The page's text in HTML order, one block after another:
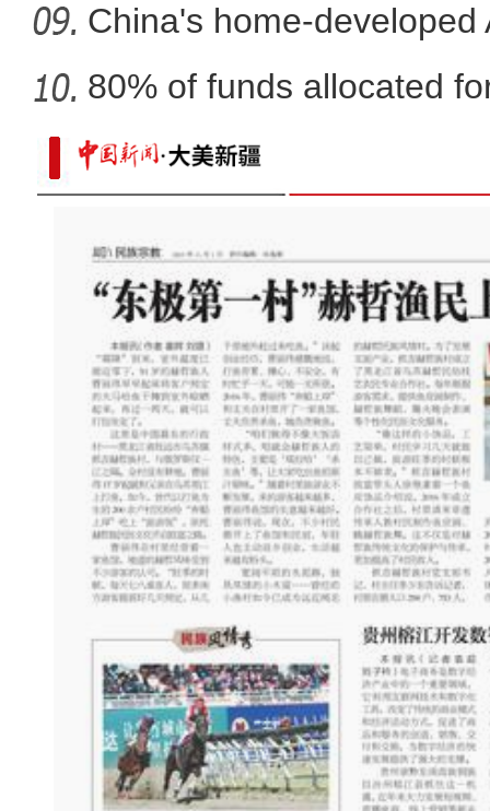
《新疆是个好地方》在撒马
co
China's home-
80% of funds allocated